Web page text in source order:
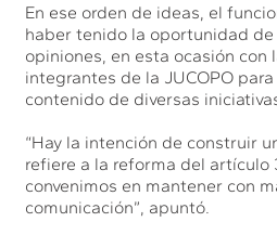
En ese orden de ideas, el
haber tenido la oportunidad
opiniones, en esta ocasión
integrantes de la JUCOPO
contenido de diversas
“Hay la intención de construir
refiere a la reforma del artículo
convenimos en mantener con
comunicación”, apuntó.